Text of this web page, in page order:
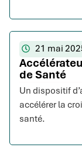
21 mai
de Santé
Un dispositif
accélérer la
santé.